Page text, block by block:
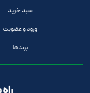
سبد خرید
ورود و عضویت
برندها